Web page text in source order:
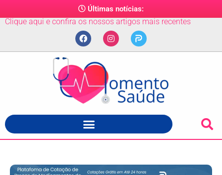
Últimas notícias:
Clique aqui e confira os nossos artigos mais recentes